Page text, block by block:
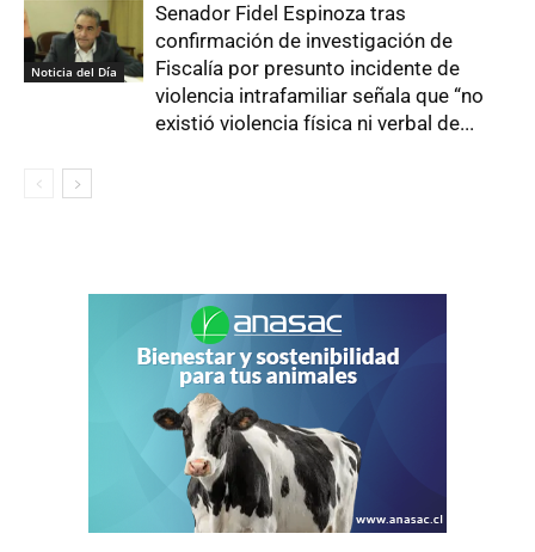
Noticia del Día
Senador Fidel Espinoza tras
confirmación de investigación de
Fiscalía por presunto incidente de
violencia intrafamiliar señala que “no
existió violencia física ni verbal de...